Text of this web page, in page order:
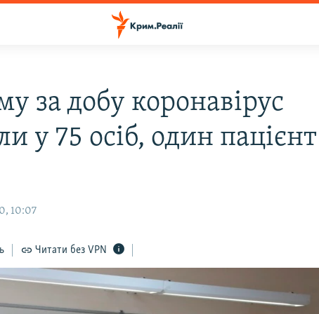
за добу коронавірус
у 75 осіб, один пацієнт
10:07
Читати без VPN